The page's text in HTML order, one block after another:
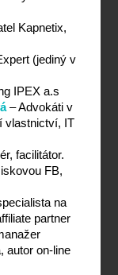
Kapnetix,
(jediný v
IPEX a.s
– Advokáti v
vlastnictví, IT
facilitátor.
FB,
na
partner
autor on-line